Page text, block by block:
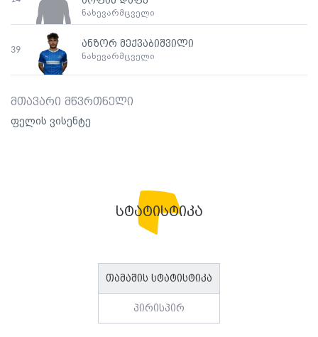
ნახევარმცველი
39
ანზორ მექვაბიშვილი
ნახევარმცველი
მთავარი მწვრთნელი
ფელის ვისენტე
სტატისტიკა
თამაშის სტატისტიკა
პირისპირ